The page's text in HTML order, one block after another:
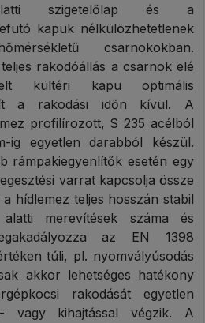
alatti szigetelőlap és a
kapuk nélkülözhetetlenek
csarnokokban.
rakodóállás a csarnok elé
kültéri kapu optimális
a rakodási időn kívül. A
profilírozott, S 235 acélból
egyetlen darabból készül.
rámpakiegyenlítők esetén egy
varrat kapcsolja össze
hídlemez teljes hosszán stabil
merevítések száma és
az EN 1398
túli, pl. nyomvályúsodás
akkor lehetséges hatékony
rakodását egyetlen
vagy kihajtással végzik. A